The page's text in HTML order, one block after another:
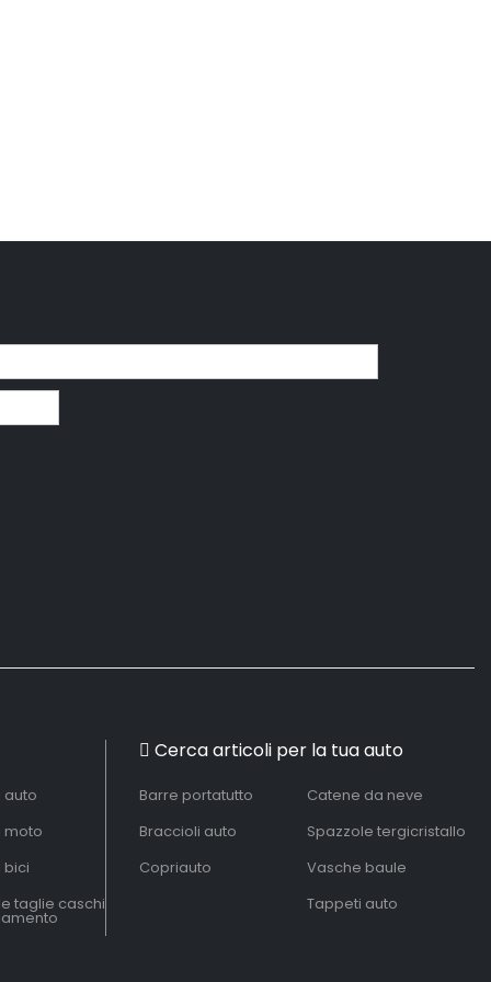
auto
moto
bici
taglie caschi
Cerca articoli per la tua auto
Barre portatutto
Braccioli auto
Copriauto
Catene da neve
Spazzole tergicristallo
Vasche baule
Tappeti auto